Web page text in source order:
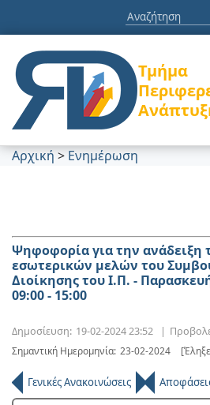
Τμήμα
Αρχική > Ενημέρωση
Ψηφοφορία για την ανάδειξη
εσωτερικών μελών του
Διοίκησης του Ι.Π. -
09:00 - 15:00
Δημοσίευση: 19-02-2024 23:52 |
Σημαντική Ημερομηνία: 23-02-2024
Γενικές Ανακοινώσεις